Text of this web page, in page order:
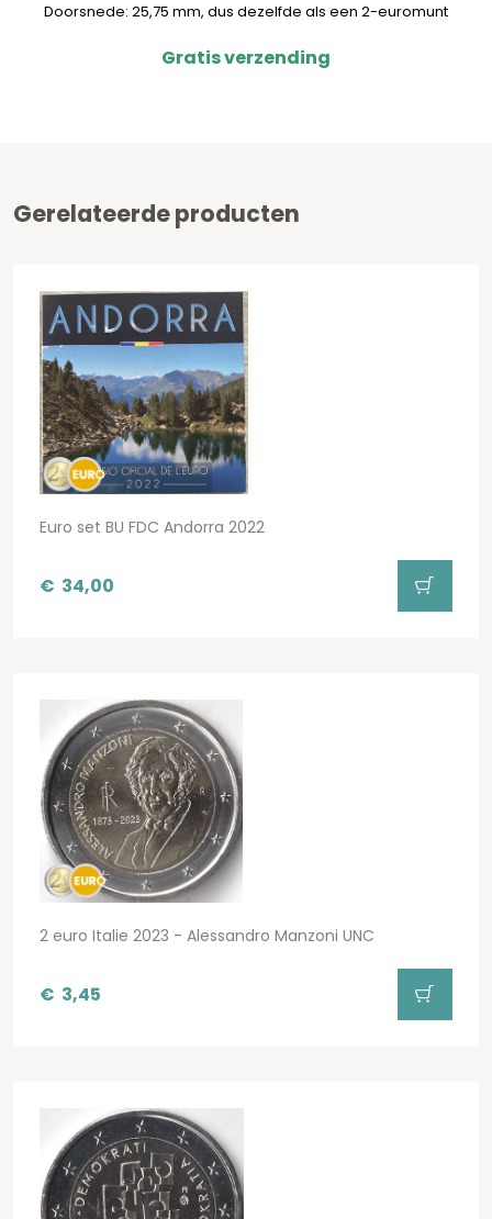
Doorsnede: 25,75 mm, dus dezelfde als een 2-euromunt
Gratis verzending
Gerelateerde producten
Euro set BU FDC Andorra 2022
€ 34,00
2 euro Italie 2023 - Alessandro Manzoni UNC
€ 3,45